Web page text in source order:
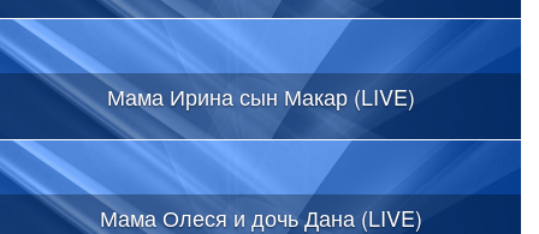
Мама Ирина сын Макар (LIVE)
Мама Олеся и дочь Дана (LIVE)